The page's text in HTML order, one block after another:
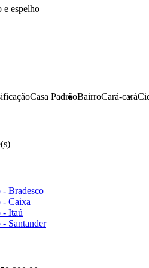
e espelho
Casa PadrãoBairroCará-cará